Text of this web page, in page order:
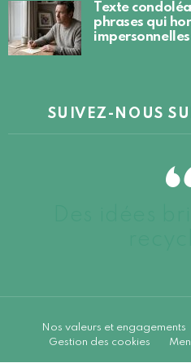
Texte
phrases qui
impersonnelles
SUIVEZ-NOUS
Nos valeurs et engagements
Gestion des cookies